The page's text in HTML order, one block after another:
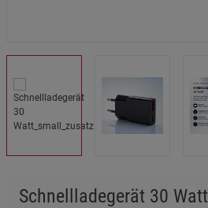
Schnellladegerät 30 Watt